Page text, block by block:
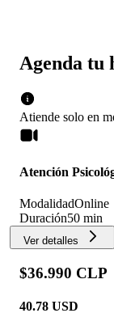
Agenda tu
Atiende solo en
Atención
ModalidadOnline
Duración50 min
Ver detalles
$36.990 CLP
40.78 USD